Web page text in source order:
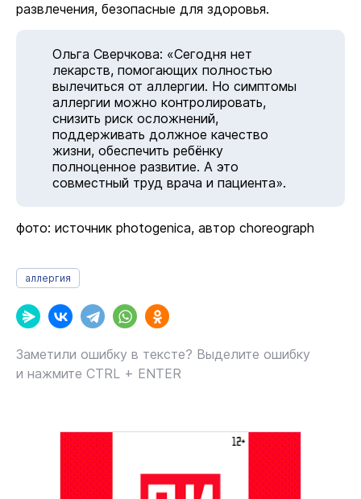
развлечения, безопасные для здоровья.
Ольга Сверчкова: «Сегодня нет
лекарств, помогающих полностью
вылечиться от аллергии. Но симптомы
аллергии можно контролировать,
снизить риск осложнений,
поддерживать должное качество
жизни, обеспечить ребёнку
полноценное развитие. А это
совместный труд врача и пациента».
фото: источник photogenica, автор choreograph
аллергия
Заметили ошибку в тексте? Выделите ошибку
и нажмите CTRL + ENTER